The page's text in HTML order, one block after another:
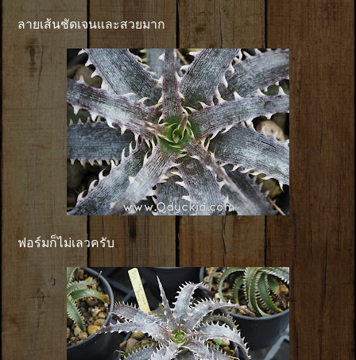
ลายเส้นชัดเจนและสวยมาก
ฟอร์มก็ไม่เลวครับ